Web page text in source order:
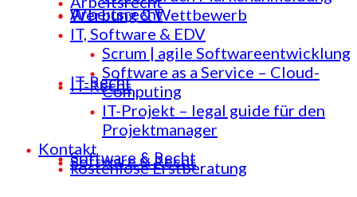
IT-Recht
Software & Recht
Arbeitsrecht
IT-Recht
Software & Recht
Werbung & Wettbewerb
IT, Software & EDV
Scrum | agile Softwareentwicklung
Software as a Service – Cloud-
Computing
IT-Projekt – legal guide für den
Projektmanager
Kontakt
kostenlose Erstberatung